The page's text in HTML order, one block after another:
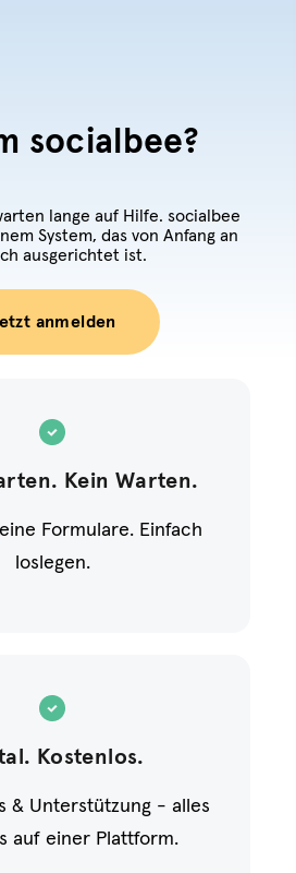
socialbee?
lange auf Hilfe. socialbee
System, das von Anfang an
ausgerichtet ist.
anmelden
Kein Warten.
Formulare. Einfach
loslegen.
Kostenlos.
& Unterstützung - alles
auf einer Plattform.